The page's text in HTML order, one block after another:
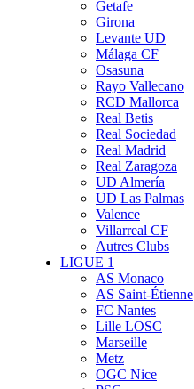
Getafe
Girona
Levante UD
Málaga CF
Osasuna
Rayo Vallecano
RCD Mallorca
Real Betis
Real Sociedad
Real Madrid
Real Zaragoza
UD Almería
UD Las Palmas
Valence
Villarreal CF
Autres Clubs
LIGUE 1
AS Monaco
AS Saint-Étienne
FC Nantes
Lille LOSC
Marseille
Metz
OGC Nice